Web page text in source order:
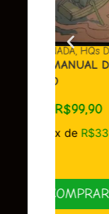
CAPA
Em
juros